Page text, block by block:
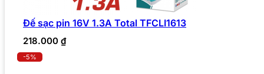
Đế sạc pin 16V 1.3A Total TFCLI1613
218.000 ₫
-5%